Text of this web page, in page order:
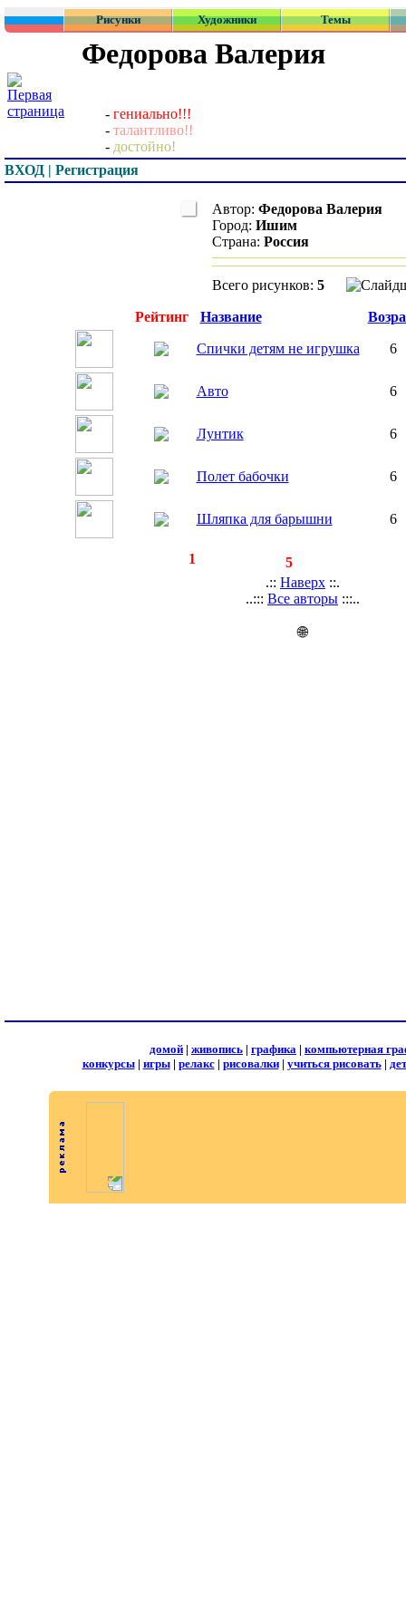
Рисунки Художники Темы
Федорова Валерия
- гениально!!!
- талантливо!!
- достойно!
ВХОД | Регистрация
Автор: Федорова Валерия
Город: Ишим
Страна: Россия
Всего рисунков: 5
Рейтинг Название
Спички детям не игрушка 6
Авто 6
Лунтик 6
Полет бабочки 6
Шляпка для барышни 6
1
5
.:: Наверх ::.
..::: Все авторы :::..
🌐
домой | живопись | графика | компьютерная
конкурсы| игры| релакс| рисовалки| учиться рисовать|